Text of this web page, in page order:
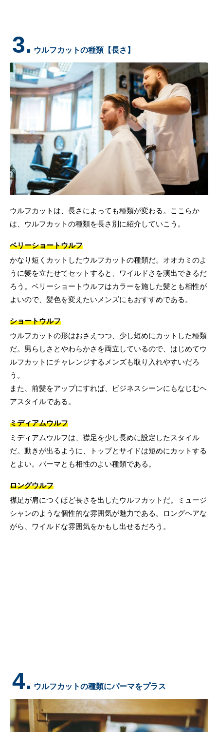
3. ウルフカットの種類【長さ】
ウルフカットは、長さによっても種類が変わる。ここらか
は、ウルフカットの種類を長さ別に紹介していこう。
ベリーショートウルフ
かなり短くカットしたウルフカットの種類だ。オオカミのよ
うに髪を立たせてセットすると、ワイルドさを演出できるだ
ろう。ベリーショートウルフはカラーを施した髪とも相性が
よいので、髪色を変えたいメンズにもおすすめである。
ショートウルフ
ウルフカットの形はおさえつつ、少し短めにカットした種類
だ。男らしさとやわらかさを両立しているので、はじめてウ
ルフカットにチャレンジするメンズも取り入れやすいだろ
う。
また、前髪をアップにすれば、ビジネスシーンにもなじむヘ
アスタイルである。
ミディアムウルフ
ミディアムウルフは、襟足を少し長めに設定したスタイル
だ。動きが出るように、トップとサイドは短めにカットする
とよい。パーマとも相性のよい種類である。
ロングウルフ
襟足が肩につくほど長さを出したウルフカットだ。ミュージ
シャンのような個性的な雰囲気が魅力である。ロングヘアな
がら、ワイルドな雰囲気をかもし出せるだろう。
4. ウルフカットの種類にパーマをプラス